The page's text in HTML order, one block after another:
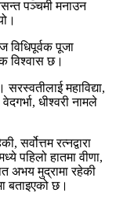
पञ्चमी मनाउन
विधिपूर्वक पूजा
विश्वास छ।
महाविद्या,
धीश्वरी नामले
सर्वोत्तम रत्नद्वारा
पहिलो हातमा वीणा,
अभय मुद्रामा रहेकी
बताइएको छ।